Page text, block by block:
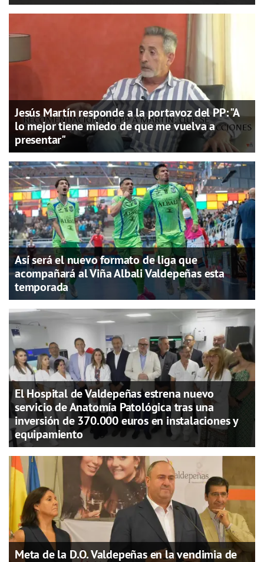
Jesús Martín responde a la portavoz del PP: "A
lo mejor tiene miedo de que me vuelva a
presentar"
Así será el nuevo formato de liga que
acompañará al Viña Albali Valdepeñas esta
temporada
El Hospital de Valdepeñas estrena nuevo
servicio de Anatomía Patológica tras una
inversión de 370.000 euros en instalaciones y
equipamiento
Meta de la D.O. Valdepeñas en la vendimia de